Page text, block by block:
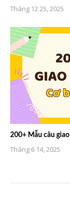
Tháng 12 25, 2025
200+ Mẫu câu
Tháng 6 14, 2025